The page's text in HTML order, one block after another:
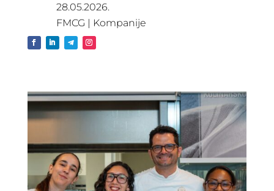
28.05.2026.
FMCG | Kompanije